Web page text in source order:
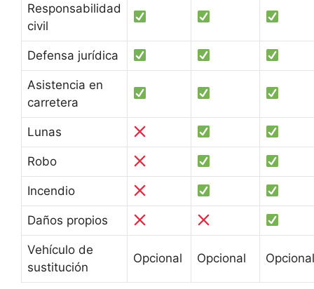
Responsabilidad
civil
Defensa jurídica
Asistencia en
carretera
Lunas
Robo
Incendio
Daños propios
Vehículo de
sustitución
Opcional Opcional Opcional